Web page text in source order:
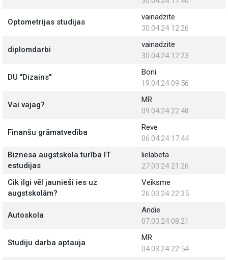
Optometrijas studijas
vainadzite
30.04.24 12:26
diplomdarbi
vainadzite
30.04.24 12:23
DU "Dizains"
Boni
19.04.24 09:56
Vai vajag?
MR
09.04.24 22:48
Finanšu grāmatvedība
Reve
06.04.24 17:44
Biznesa augstskola turība IT
estudijas
lielabeta
27.03.24 21:26
Cik ilgi vēl jaunieši ies uz
augstskolām?
Veiksme
26.03.24 22:35
Autoskola
Andie
07.03.24 08:21
Studiju darba aptauja
MR
04.03.24 22:54